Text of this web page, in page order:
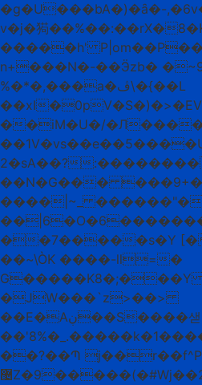
�g�U���bA�)�ȃ�-
v�j�㺃
�����h'
n+���N�-��Ӭzb�
%�*�,���a�ڤ\�{��L
��xI
��iM�U�/
��1
2�sА��?:��������
��N�G���
����|~_
��7�����s�Y [�
��~\ÒK ����-ll=�
G�����K8�;���Y
�JW���`z>��>
��E�Aڹ��S����샏
��?��Պ
޴Z�9�����